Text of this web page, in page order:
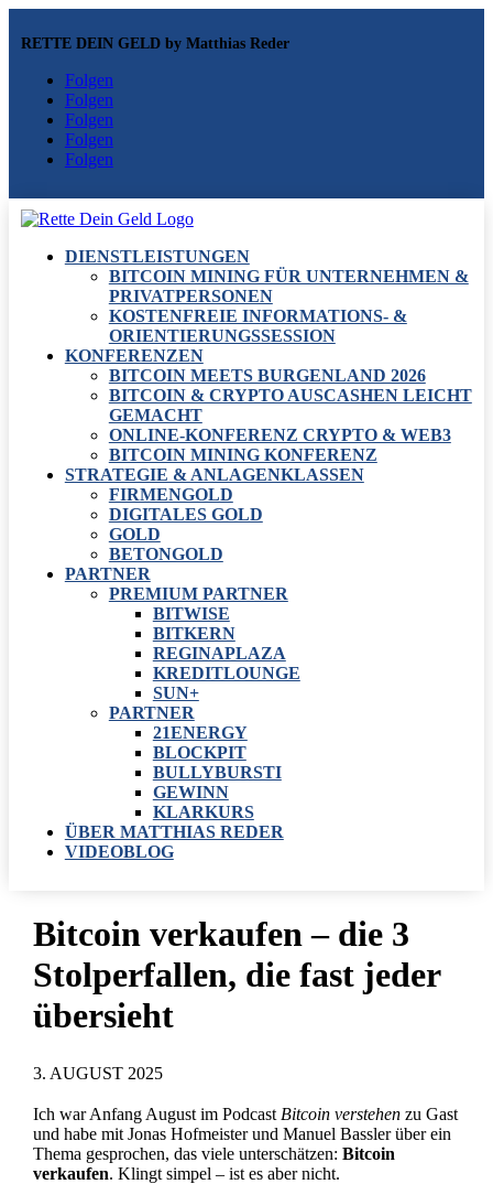
RETTE DEIN GELD by Matthias Reder
Folgen
Folgen
Folgen
Folgen
Folgen
DIENSTLEISTUNGEN
BITCOIN MINING FÜR UNTERNEHMEN &
PRIVATPERSONEN
KOSTENFREIE INFORMATIONS- &
ORIENTIERUNGSSESSION
KONFERENZEN
BITCOIN MEETS BURGENLAND 2026
BITCOIN & CRYPTO AUSCASHEN LEICHT
GEMACHT
ONLINE-KONFERENZ CRYPTO & WEB3
BITCOIN MINING KONFERENZ
STRATEGIE & ANLAGENKLASSEN
FIRMENGOLD
DIGITALES GOLD
GOLD
BETONGOLD
PARTNER
PREMIUM PARTNER
BITWISE
BITKERN
REGINAPLAZA
KREDITLOUNGE
SUN+
PARTNER
21ENERGY
BLOCKPIT
BULLYBURSTI
GEWINN
KLARKURS
ÜBER MATTHIAS REDER
VIDEOBLOG
Bitcoin verkaufen – die 3
Stolperfallen, die fast jeder
übersieht
3. AUGUST 2025
Ich war Anfang August im Podcast Bitcoin verstehenzu Gast
und habe mit Jonas Hofmeister und Manuel Bassler über ein
Thema gesprochen, das viele unterschätzen: Bitcoin
verkaufen. Klingt simpel – ist es aber nicht.